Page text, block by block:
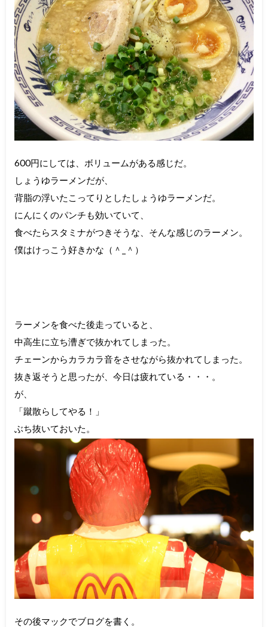
600円にしては、ボリュームがある感じだ。
しょうゆラーメンだが、
背脂の浮いたこってりとしたしょうゆラーメンだ。
にんにくのパンチも効いていて、
食べたらスタミナがつきそうな、そんな感じのラーメン。
僕はけっこう好きかな（＾_＾）
ラーメンを食べた後走っていると、
中高生に立ち漕ぎで抜かれてしまった。
チェーンからカラカラ音をさせながら抜かれてしまった。
抜き返そうと思ったが、今日は疲れている・・・。
が、
「蹴散らしてやる！」
ぶち抜いておいた。
その後マックでブログを書く。